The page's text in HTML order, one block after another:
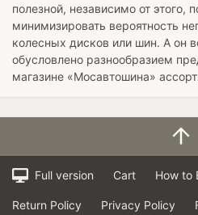
полезной, независимо от этого,
минимизировать вероятность
колесных дисков или шин. А он
обусловлено разнообразием
магазине «Мосавтошина»
Full version Cart How to
Return Policy Privacy Policy